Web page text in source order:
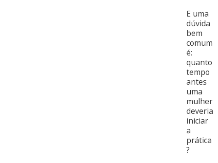
E uma
dúvida
bem
comum
é:
quanto
tempo
antes
uma
mulher
deveria
iniciar
a
prática
?